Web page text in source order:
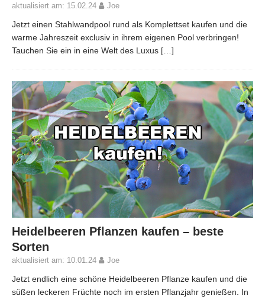
aktualisiert am: 15.02.24 Joe
Jetzt einen Stahlwandpool rund als Komplettset kaufen und die
warme Jahreszeit exclusiv in ihrem eigenen Pool verbringen!
Tauchen Sie ein in eine Welt des Luxus […]
Heidelbeeren Pflanzen kaufen – beste
Sorten
aktualisiert am: 10.01.24 Joe
Jetzt endlich eine schöne Heidelbeeren Pflanze kaufen und die
süßen leckeren Früchte noch im ersten Pflanzjahr genießen. In